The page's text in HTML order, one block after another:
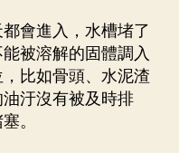
會進入，水槽堵了
被溶解的固體調入
比如骨頭、水泥渣
汙沒有被及時排
。